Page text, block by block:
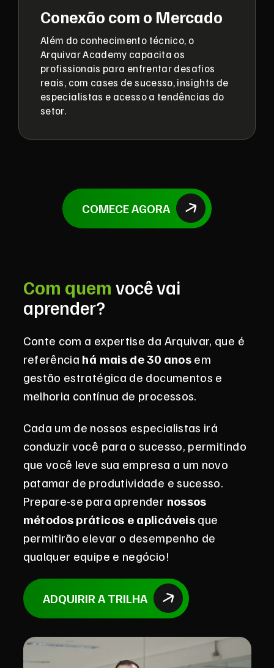
Conexão com o Mercado
Além do conhecimento técnico, o
Arquivar Academy capacita os
profissionais para enfrentar desafios
reais, com cases de sucesso, insights de
especialistas e acesso a tendências do
setor.
COMECE AGORA
Com quem você vai
aprender?
Conte com a expertise da Arquivar, que é
referência há mais de 30 anosem
gestão estratégica de documentos e
melhoria contínua de processos.
Cada um de nossos especialistas irá
conduzir você para o sucesso, permitindo
que você leve sua empresa a um novo
patamar de produtividade e sucesso.
Prepare-se para aprender nossos
métodos práticos e aplicáveisque
permitirão elevar o desempenho de
qualquer equipe e negócio!
ADQUIRIR A TRILHA